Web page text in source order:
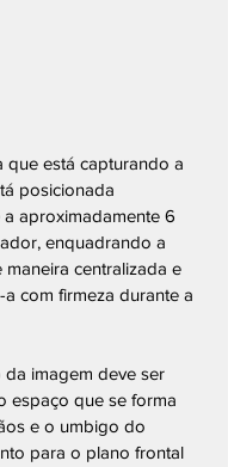
que está capturando a
posicionada
a aproximadamente 6
enquadrando a
maneira centralizada e
com firmeza durante a
da imagem deve ser
espaço que se forma
e o umbigo do
para o plano frontal